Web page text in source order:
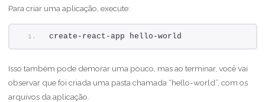
Para criar uma aplicação, execute:
create-react-app hello-world
Isso também pode demorar uma pouco, mas ao terminar, você vai
observar que foi criada uma pasta chamada “hello-world”, com os
arquivos da aplicação.